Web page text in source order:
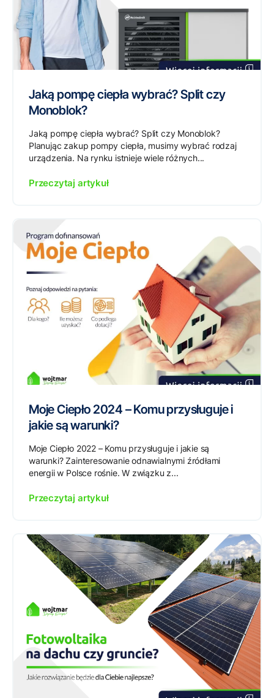
Jaką pompę ciepła wybrać? Split czy
Monoblok?
Jaką pompę ciepła wybrać? Split czy Monoblok?
Planując zakup pompy ciepła, musimy wybrać rodzaj
urządzenia. Na rynku istnieje wiele różnych...
Przeczytaj artykuł
Moje Ciepło 2024 – Komu przysługuje i
jakie są warunki?
Moje Ciepło 2022 – Komu przysługuje i jakie są
warunki? Zainteresowanie odnawialnymi źródłami
energii w Polsce rośnie. W związku z...
Przeczytaj artykuł